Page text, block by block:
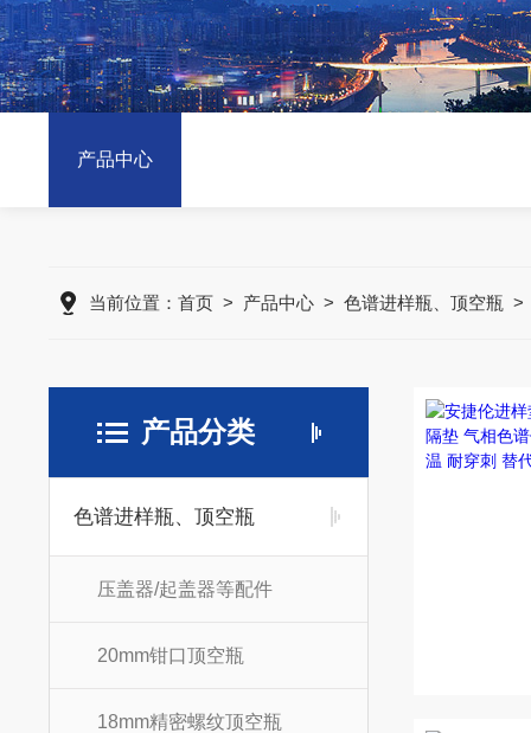
产品中心
当前位置： 首页> 产品中心> 色谱进样瓶、顶空瓶
产品分类
色谱进样瓶、顶空瓶
压盖器/起盖器等配件
20mm钳口顶空瓶
18mm精密螺纹顶空瓶